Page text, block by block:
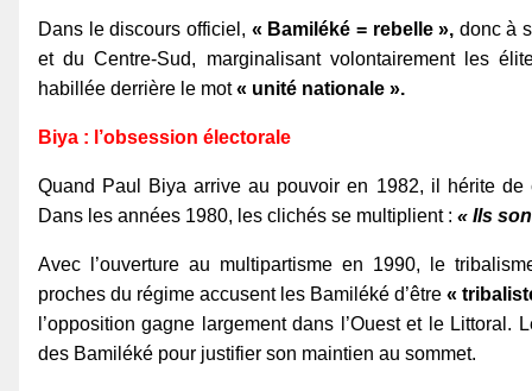
Dans le discours officiel, « Bamiléké = rebelle », donc à
et du Centre-Sud, marginalisant volontairement les
habillée derrière le mot« unité nationale ».
Biya : l’obsession électorale
Quand Paul Biya arrive au pouvoir en 1982, il hérite
Dans les années 1980, les clichés se multiplient : « Ils
Avec l’ouverture au multipartisme en 1990, le
proches du régime accusent les Bamiléké d’être«
l’opposition gagne largement dans l’Ouest et le
des Bamiléké pour justifier son maintien au sommet.